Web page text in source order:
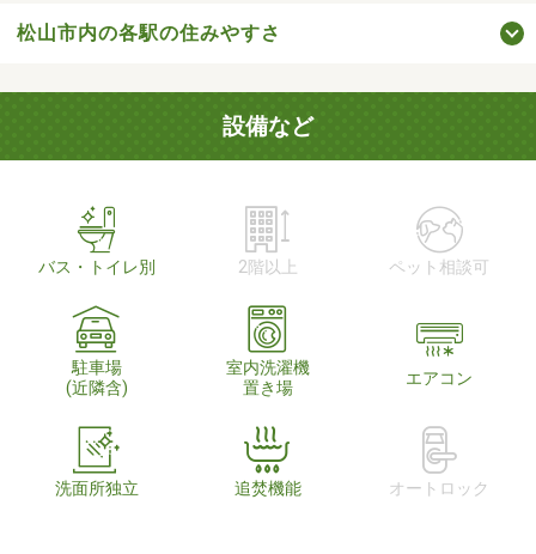
松山市内の各駅の住みやすさ
設備など
バス・トイレ別 2階以上 ペット相談可
駐車場
(近隣含)
室内洗濯機
置き場
エアコン
洗面所独立 追焚機能 オートロック